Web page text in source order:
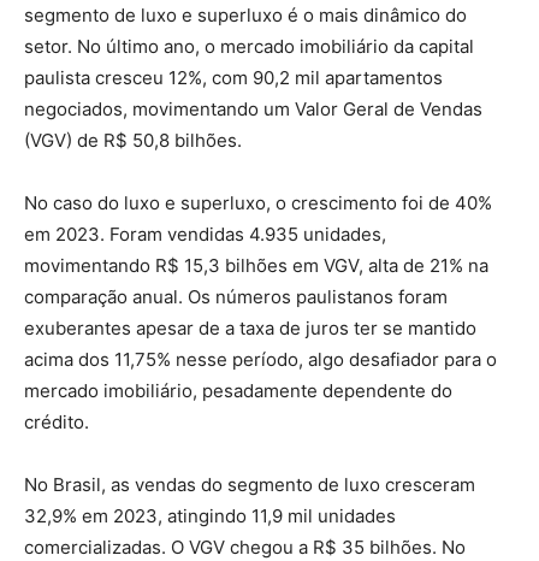
segmento de luxo e superluxo é o mais dinâmico do
setor. No último ano, o mercado imobiliário da capital
paulista cresceu 12%, com 90,2 mil apartamentos
negociados, movimentando um Valor Geral de Vendas
(VGV) de R$ 50,8 bilhões.
No caso do luxo e superluxo, o crescimento foi de 40%
em 2023. Foram vendidas 4.935 unidades,
movimentando R$ 15,3 bilhões em VGV, alta de 21% na
comparação anual. Os números paulistanos foram
exuberantes apesar de a taxa de juros ter se mantido
acima dos 11,75% nesse período, algo desafiador para o
mercado imobiliário, pesadamente dependente do
crédito.
No Brasil, as vendas do segmento de luxo cresceram
32,9% em 2023, atingindo 11,9 mil unidades
comercializadas. O VGV chegou a R$ 35 bilhões. No